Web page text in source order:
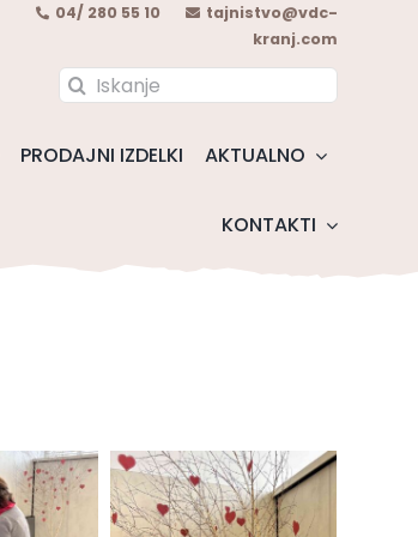
04/ 280 55 10
tajnistvo@vdc-
kranj.com
Search
PRODAJNI IZDELKI AKTUALNO
KONTAKTI